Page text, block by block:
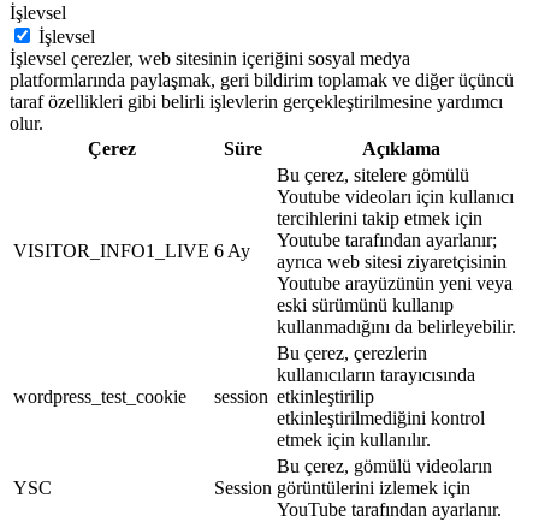
İşlevsel
İşlevsel
İşlevsel çerezler, web sitesinin içeriğini sosyal medya
platformlarında paylaşmak, geri bildirim toplamak ve diğer üçüncü
taraf özellikleri gibi belirli işlevlerin gerçekleştirilmesine yardımcı
olur.
Çerez
Süre Açıklama
VISITOR_INFO1_LIVE 6 Ay
Bu çerez, sitelere gömülü
Youtube videoları için kullanıcı
tercihlerini takip etmek için
Youtube tarafından ayarlanır;
ayrıca web sitesi ziyaretçisinin
Youtube arayüzünün yeni veya
eski sürümünü kullanıp
kullanmadığını da belirleyebilir.
wordpress_test_cookie session
Bu çerez, çerezlerin
kullanıcıların tarayıcısında
etkinleştirilip
etkinleştirilmediğini kontrol
etmek için kullanılır.
YSC Session
Bu çerez, gömülü videoların
görüntülerini izlemek için
YouTube tarafından ayarlanır.